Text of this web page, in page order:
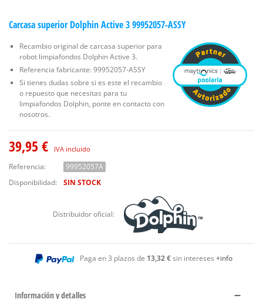
Carcasa superior Dolphin Active 3 99952057-ASSY
Recambio original de carcasa superior para
robot limpiafondos Dolphin Active 3.
Referencia fabricante: 99952057-ASSY
Si tienes dudas sobre si es este el recambio
o repuesto que necesitas para tu
limpiafondos Dolphin, ponte en contacto con
nosotros.
39,95 € IVA incluido
Referencia:
99952057A
Disponibilidad:
SIN STOCK
Distribuidor oficial:
Paga en 3 plazos de 13,32 €sin intereses +info
Información y detalles